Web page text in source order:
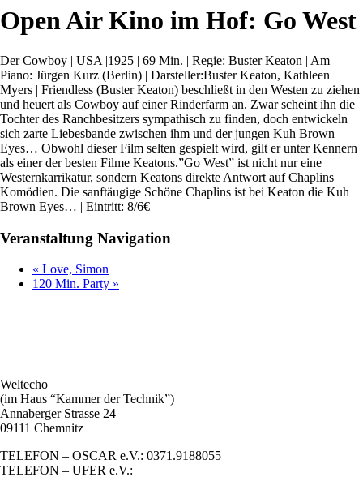
Open Air Kino im Hof: Go West
Der Cowboy | USA |1925 | 69 Min. | Regie: Buster Keaton | Am
Piano: Jürgen Kurz (Berlin) | Darsteller:Buster Keaton, Kathleen
Myers | Friendless (Buster Keaton) beschließt in den Westen zu ziehen
und heuert als Cowboy auf einer Rinderfarm an. Zwar scheint ihn die
Tochter des Ranchbesitzers sympathisch zu finden, doch entwickeln
sich zarte Liebesbande zwischen ihm und der jungen Kuh Brown
Eyes… Obwohl dieser Film selten gespielt wird, gilt er unter Kennern
als einer der besten Filme Keatons.”Go West” ist nicht nur eine
Westernkarrikatur, sondern Keatons direkte Antwort auf Chaplins
Komödien. Die sanftäugige Schöne Chaplins ist bei Keaton die Kuh
Brown Eyes… | Eintritt: 8/6€
Veranstaltung Navigation
« Love, Simon
120 Min. Party »
Weltecho
(im Haus “Kammer der Technik”)
Annaberger Strasse 24
09111 Chemnitz
TELEFON – OSCAR e.V.: 0371.9188055
TELEFON – UFER e.V.: